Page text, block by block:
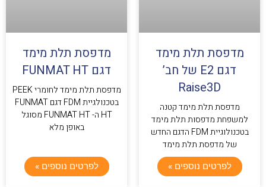
מדפסת תלת מימד
דגם E2 של חב’
Raise3D
מדפסת תלת מימד קטנה
למשפחת מדפסות תלת מימד
בטכנולוגיית FDM הדגם החדש
של מדפסת תלת מימד
לפרטים נוספים »
מדפסת תלת מימד
דגם FUNMAT HT
מדפסת תלת מימד לחומרי PEEK
בטכנולגיית FDM דגם FUNMAT
HT ה- FUNMAT HT מסוגל
באופן מלא
לפרטים נוספים »